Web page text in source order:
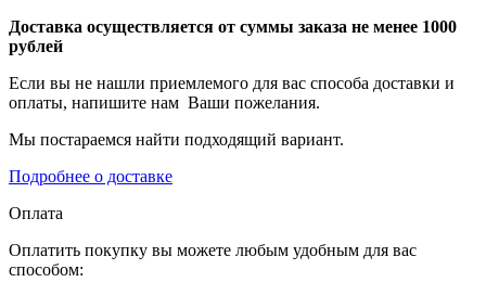
Доставка осуществляется от суммы заказа не менее 1000
рублей
Если вы не нашли приемлемого для вас способа доставки и
оплаты, напишите нам Ваши пожелания.
Мы постараемся найти подходящий вариант.
Подробнее о доставке
Оплата
Оплатить покупку вы можете любым удобным для вас
способом: